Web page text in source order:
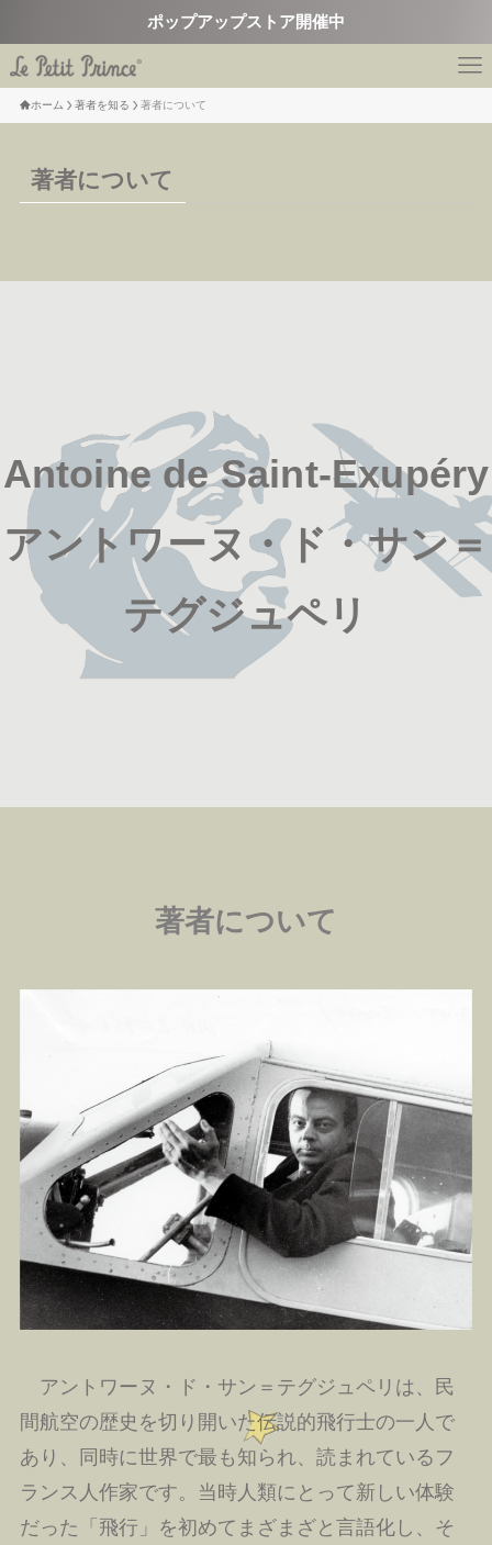
ポップアップストア開催中
ホーム 著者を知る 著者について
著者について
Antoine de Saint-Exupéry
アントワーヌ・ド・サン＝
テグジュペリ
著者について
アントワーヌ・ド・サン＝テグジュペリは、民
間航空の歴史を切り開いた伝説的飛行士の一人で
あり、同時に世界で最も知られ、読まれているフ
ランス人作家です。当時人類にとって新しい体験
だった「飛行」を初めてまざまざと言語化し、そ